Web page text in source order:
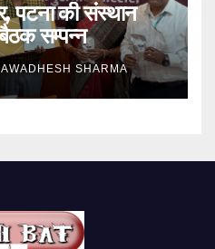
पटना की संस्थान
सम्पन्न
AWADHESH SHARMA